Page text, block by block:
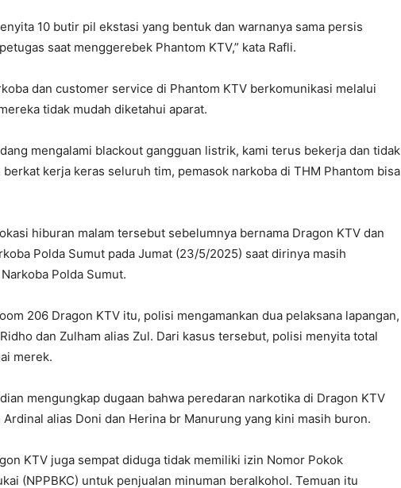
10 butir pil ekstasi yang bentuk dan warnanya sama persis
saat menggerebek Phantom KTV,” kata Rafli.
dan customer service di Phantom KTV berkomunikasi melalui
tidak mudah diketahui aparat.
mengalami blackout gangguan listrik, kami terus bekerja dan tidak
kerja keras seluruh tim, pemasok narkoba di THM Phantom bisa
hiburan malam tersebut sebelumnya bernama Dragon KTV dan
Polda Sumut pada Jumat (23/5/2025) saat dirinya masih
Polda Sumut.
206 Dragon KTV itu, polisi mengamankan dua pelaksana lapangan,
dan Zulham alias Zul. Dari kasus tersebut, polisi menyita total
merek.
mengungkap dugaan bahwa peredaran narkotika di Dragon KTV
alias Doni dan Herina br Manurung yang kini masih buron.
KTV juga sempat diduga tidak memiliki izin Nomor Pokok
(NPPBKC) untuk penjualan minuman beralkohol. Temuan itu